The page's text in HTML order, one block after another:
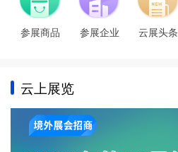
参展商品 参展企业 云展头条
云上展览